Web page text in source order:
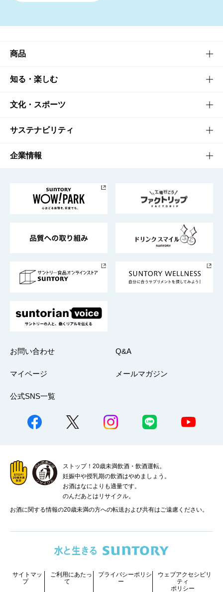
商品
商品TOP
商品一覧
商品発売情報
栄養成分一覧
知る・楽しむ
知る・楽しむTOP
キャンペーン
工場見学
地域情報
文化・スポーツ
文化・スポーツTOP
サントリーホール
サントリーサンバーズ大阪
サステナビリティ
サステナビリティTOP
サントリーが考えるサステナビリティ経営
企業情報
企業概要
採用情報
お問い合わせ Q&A
マイページ メールマガジン
公式SNS一覧
ストップ！20歳未満飲酒・飲酒運転。
妊娠中や授乳期の飲酒はやめましょう。
お酒はなによりも適量です。
のんだあとはリサイクル。
お酒に関する情報の20歳未満の方への転送および共有はご遠慮ください。
サイトマッ
プ
ご利用にあたっ
て
プライバシーポリシ
ー
ウェブアクセシビリ
ティ
ポリシー